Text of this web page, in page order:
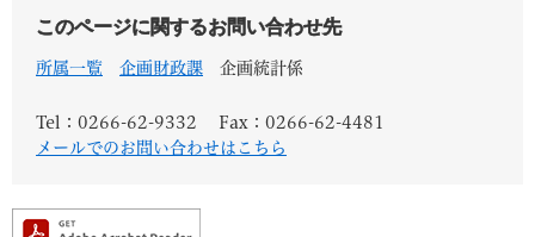
このページに関するお問い合わせ先
所属一覧 企画財政課 企画統計係
Tel：0266-62-9332
Fax：0266-62-4481
メールでのお問い合わせはこちら